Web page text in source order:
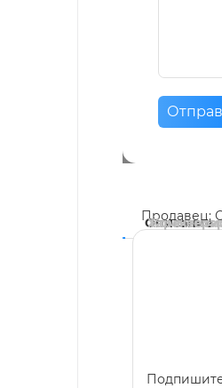
Продавец:
Описание